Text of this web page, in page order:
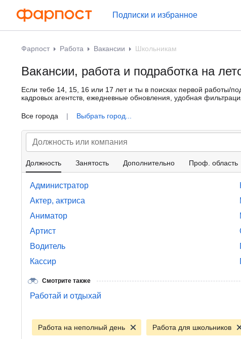
Подписки и избранное
Фарпост Работа Вакансии Школьникам
Вакансии, работа и подработка на
Если тебе 14, 15, 16 или 17 лет и ты в поисках первой работы/
кадровых агентств, ежедневные обновления, удобная
Все города | Выбрать город...
Должность Занятость Дополнительно Проф. область
Администратор
Актер, актриса
Аниматор
Артист
Водитель
Кассир
Смотрите также
Работай и отдыхай
Работа на неполный день Работа для школьников